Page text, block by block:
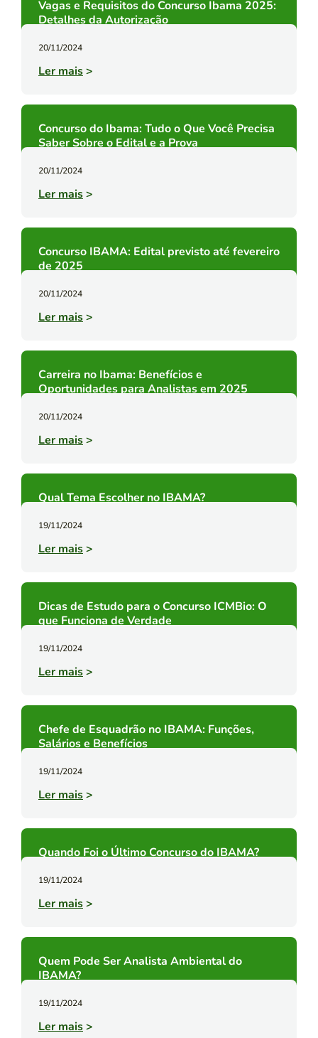
Vagas e Requisitos do Concurso Ibama 2025:
Detalhes da Autorização
20/11/2024
Ler mais>
Concurso do Ibama: Tudo o Que Você Precisa
Saber Sobre o Edital e a Prova
20/11/2024
Ler mais>
Concurso IBAMA: Edital previsto até fevereiro
de 2025
20/11/2024
Ler mais>
Carreira no Ibama: Benefícios e
Oportunidades para Analistas em 2025
20/11/2024
Ler mais>
Qual Tema Escolher no IBAMA?
19/11/2024
Ler mais>
Dicas de Estudo para o Concurso ICMBio: O
que Funciona de Verdade
19/11/2024
Ler mais>
Chefe de Esquadrão no IBAMA: Funções,
Salários e Benefícios
19/11/2024
Ler mais>
Quando Foi o Último Concurso do IBAMA?
19/11/2024
Ler mais>
Quem Pode Ser Analista Ambiental do
IBAMA?
19/11/2024
Ler mais>